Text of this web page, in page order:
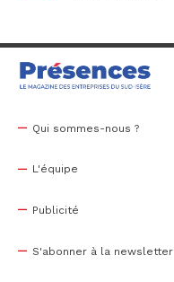
Qui sommes-nous ?
L'équipe
Publicité
S'abonner à la newsletter